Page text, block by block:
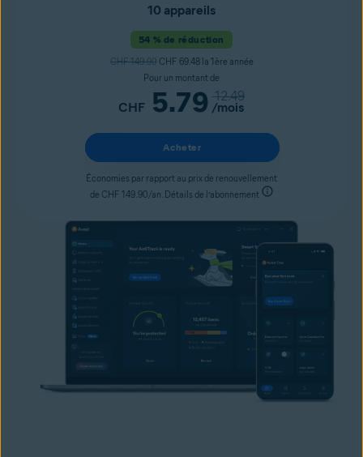
10 appareils
54 % de réduction
CHF 149.90 CHF 69.48 la 1ère année
Pour un montant de
CHF 5.79 12.49
/mois
Acheter
Économies par rapport au prix de renouvellement
de CHF 149.90/an. Détails de l’abonnement